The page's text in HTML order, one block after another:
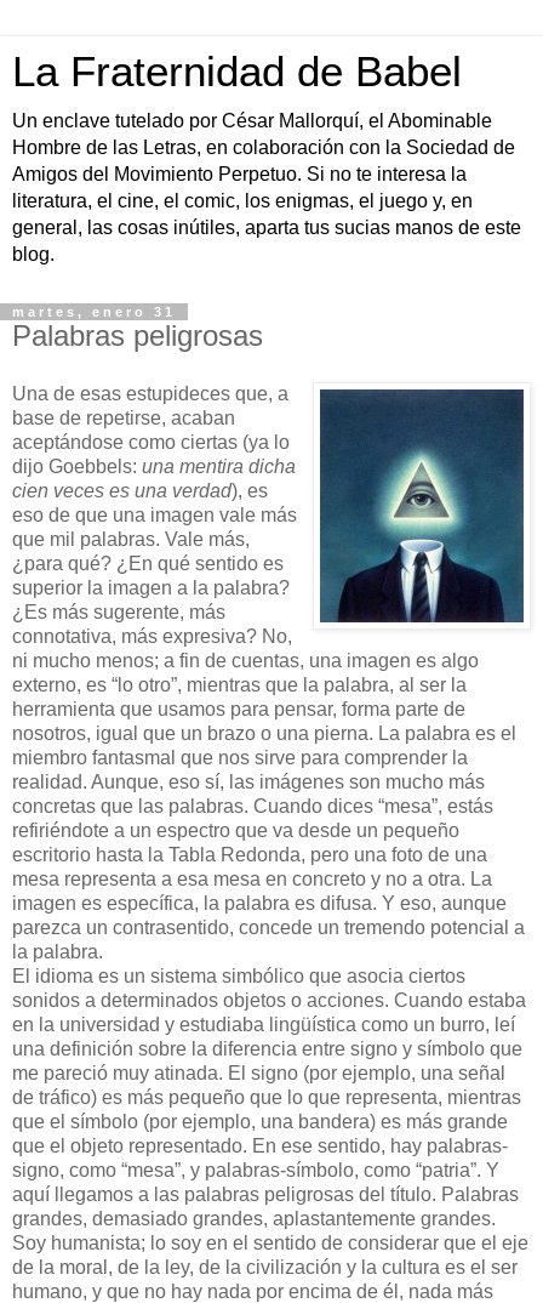
La Fraternidad de Babel
Un enclave tutelado por César Mallorquí, el Abominable
Hombre de las Letras, en colaboración con la Sociedad de
Amigos del Movimiento Perpetuo. Si no te interesa la
literatura, el cine, el comic, los enigmas, el juego y, en
general, las cosas inútiles, aparta tus sucias manos de este
blog.
martes, enero 31
Palabras peligrosas
Una de esas estupideces que, a
base de repetirse, acaban
aceptándose como ciertas (ya lo
dijo Goebbels: una mentira dicha
cien veces es una verdad), es
eso de que una imagen vale más
que mil palabras. Vale más,
¿para qué? ¿En qué sentido es
superior la imagen a la palabra?
¿Es más sugerente, más
connotativa, más expresiva? No,
ni mucho menos; a fin de cuentas, una imagen es algo
externo, es “lo otro”, mientras que la palabra, al ser la
herramienta que usamos para pensar, forma parte de
nosotros, igual que un brazo o una pierna. La palabra es el
miembro fantasmal que nos sirve para comprender la
realidad. Aunque, eso sí, las imágenes son mucho más
concretas que las palabras. Cuando dices “mesa”, estás
refiriéndote a un espectro que va desde un pequeño
escritorio hasta la Tabla Redonda, pero una foto de una
mesa representa a esa mesa en concreto y no a otra. La
imagen es específica, la palabra es difusa. Y eso, aunque
parezca un contrasentido, concede un tremendo potencial a
la palabra.
El idioma es un sistema simbólico que asocia ciertos
sonidos a determinados objetos o acciones. Cuando estaba
en la universidad y estudiaba lingüística como un burro, leí
una definición sobre la diferencia entre signo y símbolo que
me pareció muy atinada. El signo (por ejemplo, una señal
de tráfico) es más pequeño que lo que representa, mientras
que el símbolo (por ejemplo, una bandera) es más grande
que el objeto representado. En ese sentido, hay palabras-
signo, como “mesa”, y palabras-símbolo, como “patria”. Y
aquí llegamos a las palabras peligrosas del título. Palabras
grandes, demasiado grandes, aplastantemente grandes.
Soy humanista; lo soy en el sentido de considerar que el eje
de la moral, de la ley, de la civilización y la cultura es el ser
humano, y que no hay nada por encima de él, nada más